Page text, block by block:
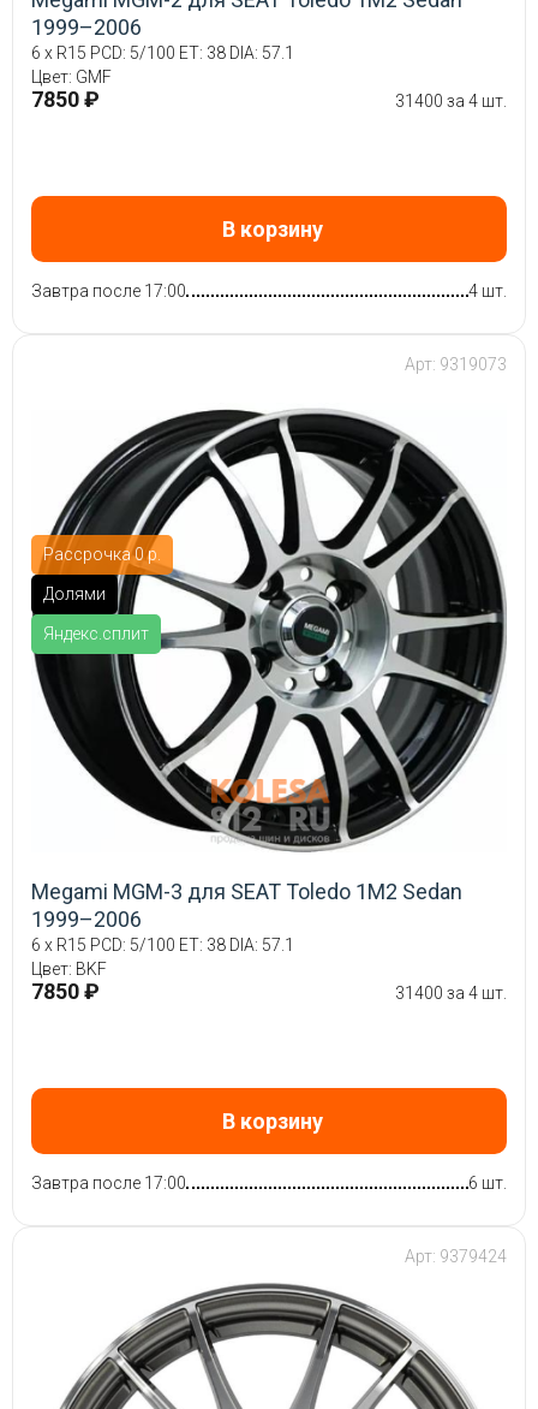
1999–2006
6 x R15 PCD: 5/100 ET: 38 DIA: 57.1
Цвет: GMF
7850 ₽ 31400 за 4 шт.
В корзину
Завтра после 17:00 4 шт.
Рассрочка 0 р.
Долями
Яндекс.сплит
Арт: 9319073
Megami MGM-3 для SEAT Toledo 1M2 Sedan
1999–2006
6 x R15 PCD: 5/100 ET: 38 DIA: 57.1
Цвет: BKF
7850 ₽ 31400 за 4 шт.
В корзину
Завтра после 17:00 6 шт.
Арт: 9379424